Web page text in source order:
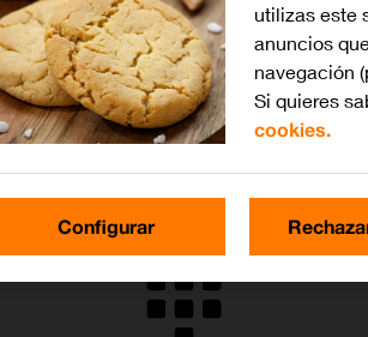
cliente
de
utilizas este
anuncios
navegación
Si quieres
cookies.
Configurar